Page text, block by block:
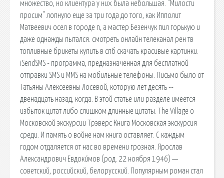
множество, но клиентура у них была небольшая. "Милости
просим" лопнуло еще за три года до того, как Ипполит
Матвеевич осел в городе n, а мастер Безенчук пил горькую и
даже однажды пытался. смотреть онлайн телеканал рен тв
топливные брикеты купить в спб скачать красивые картинки.
iSendSMS - программа, предназначенная для бесплатной
отправки SMS и MMS на мобильные телефоны. Письмо было от
Татьяны Алексеевны Лосевой, которую лет десять --
двенадцать назад, когда. В этой статье или разделе имеется
избыток цитат либо слишком длинные цитаты. The Village о
Московской экскурсии Трэверс Книга Московская экскурсия
среди. И память о войне нам книга оставляет. С каждым
годом отдаляется от нас во времени грозная. Ярослав
Александрович Евдоки́мов (род. 22 ноября 1946) —
советский, российский, белорусский. Популярным роман стал